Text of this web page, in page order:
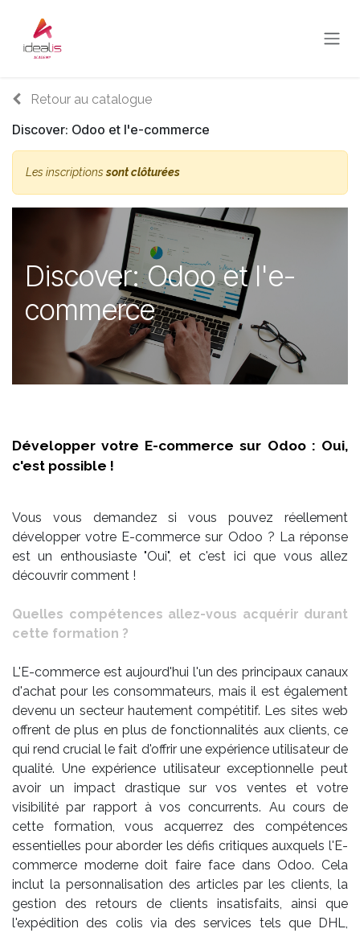
Retour au catalogue
Discover: Odoo et l'e-commerce
Les inscriptionssont clôturées
Discover: Odoo et l'e-
commerce
Développer votre E-commerce sur Odoo : Oui,
c'est possible !
Vous vous demandez si vous pouvez réellement
développer votre E-commerce sur Odoo ? La réponse
est un enthousiaste "Oui", et c'est ici que vous allez
découvrir comment !
Quelles compétences allez-vous acquérir durant
cette formation ?
L'E-commerce est aujourd'hui l'un des principaux canaux
d'achat pour les consommateurs, mais il est également
devenu un secteur hautement compétitif. Les sites web
offrent de plus en plus de fonctionnalités aux clients, ce
qui rend crucial le fait d'offrir une expérience utilisateur de
qualité. Une expérience utilisateur exceptionnelle peut
avoir un impact drastique sur vos ventes et votre
visibilité par rapport à vos concurrents. Au cours de
cette formation, vous acquerrez des compétences
essentielles pour aborder les défis critiques auxquels l'E-
commerce moderne doit faire face dans Odoo. Cela
inclut la personnalisation des articles par les clients, la
gestion des retours de clients insatisfaits, ainsi que
l'expédition des colis via des services tels que DHL,